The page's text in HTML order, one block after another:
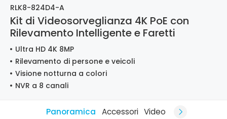
RLK8-824D4-A
Kit di Videosorveglianza 4K PoE con
Rilevamento Intelligente e Faretti
Ultra HD 4K 8MP
Rilevamento di persone e veicoli
Visione notturna a colori
NVR a 8 canali
Panoramica Accessori Video